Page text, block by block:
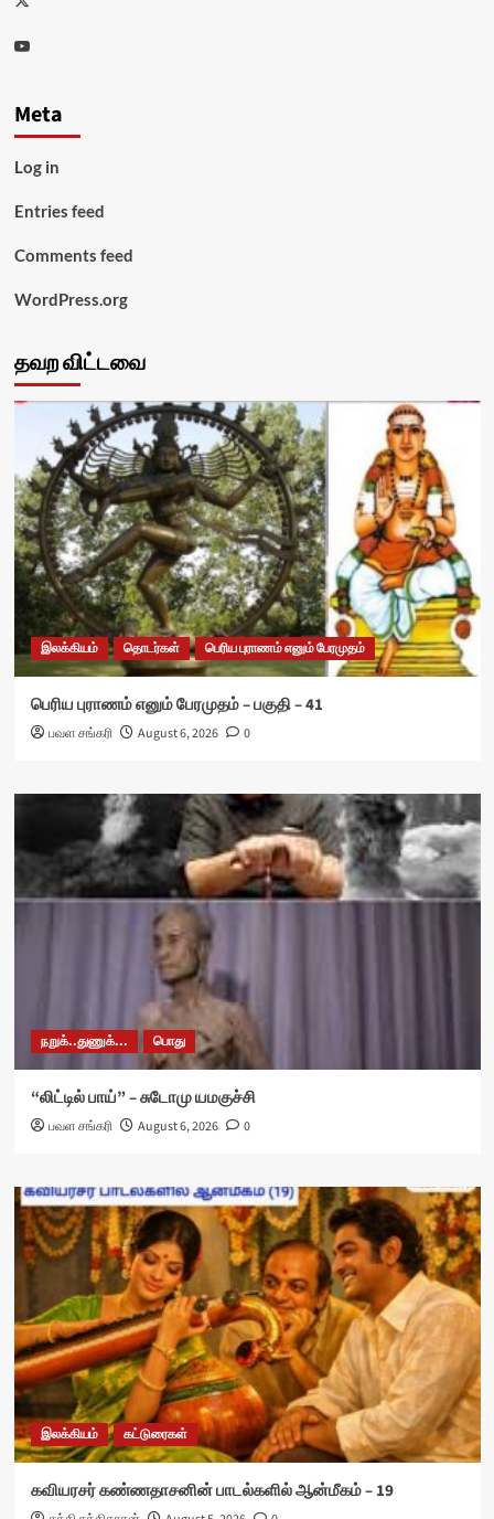
Youtube
Meta
Log in
Entries feed
Comments feed
WordPress.org
தவற விட்டவை
இலக்கியம் தொடர்கள் பெரிய புராணம் எனும் பேரமுதம்
பெரிய புராணம் எனும் பேரமுதம் – பகுதி – 41
பவள சங்கரி August 6, 2026 0
நறுக்..துணுக்... பொது
“லிட்டில் பாய்” – சுடோமு யமகுச்சி
பவள சங்கரி August 6, 2026 0
இலக்கியம் கட்டுரைகள்
கவியரசர் கண்ணதாசனின் பாடல்களில் ஆன்மீகம் – 19